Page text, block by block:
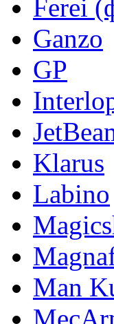
Ferei
Ganzo
GP
Klarus
Labino
Man